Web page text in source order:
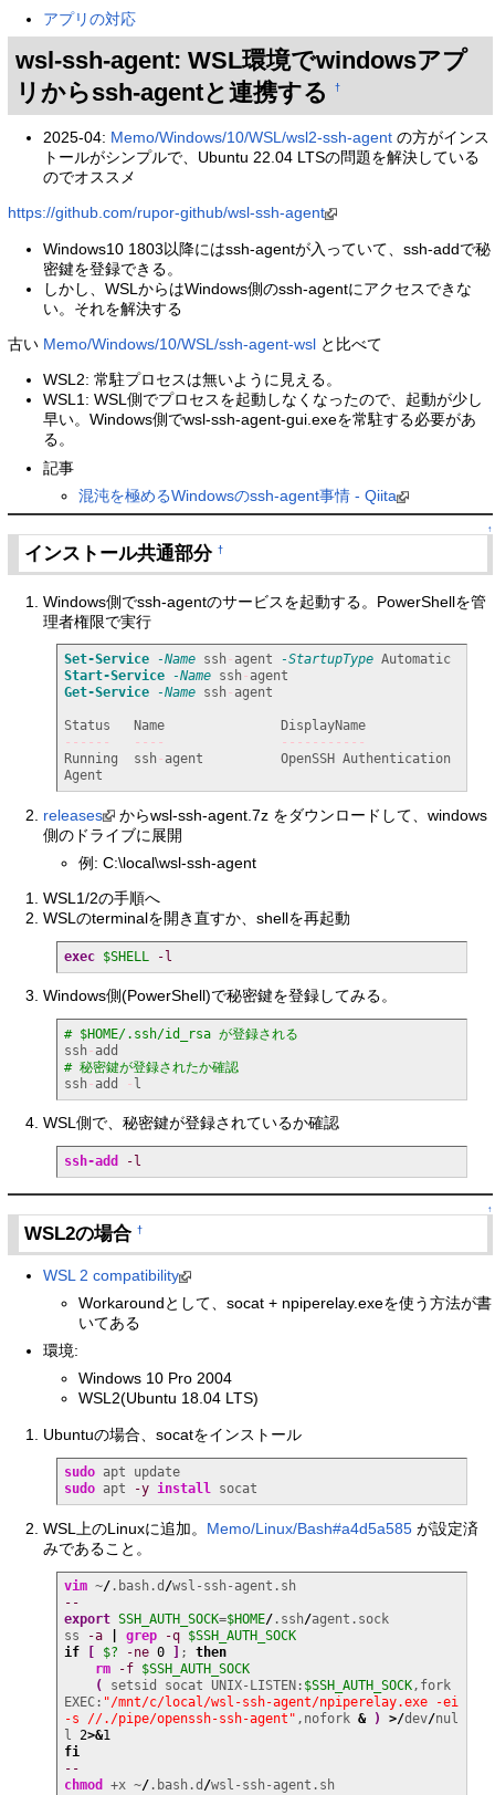
アプリの対応
wsl-ssh-agent: WSL環境でwindowsアプ
リからssh-agentと連携する
†
2025-04: Memo/Windows/10/WSL/wsl2-ssh-agent の方がインス
トールがシンプルで、Ubuntu 22.04 LTSの問題を解決している
のでオススメ
https://github.com/rupor-github/wsl-ssh-agent
Windows10 1803以降にはssh-agentが入っていて、ssh-addで秘
密鍵を登録できる。
しかし、WSLからはWindows側のssh-agentにアクセスできな
い。それを解決する
古い Memo/Windows/10/WSL/ssh-agent-wsl と比べて
WSL2: 常駐プロセスは無いように見える。
WSL1: WSL側でプロセスを起動しなくなったので、起動が少し
早い。Windows側でwsl-ssh-agent-gui.exeを常駐する必要があ
る。
記事
混沌を極めるWindowsのssh-agent事情 - Qiita
↑
インストール共通部分†
Windows側でssh-agentのサービスを起動する。PowerShellを管
理者権限で実行
Set-Service -Name ssh- agent -StartupType
Automatic
Start-Service -Name ssh-
Get-Service -Name ssh- agent
Status   Name               DisplayName
------
----
-----------
Running  ssh- agent          OpenSSH Authentication
Agent
releases
からwsl-ssh-agent.7z をダウンロードして、windows
側のドライブに展開
例: C:\local\wsl-ssh-agent
WSL1/2の手順へ
WSLのterminalを開き直すか、shellを再起動
exec $SHELL -l
Windows側(PowerShell)で秘密鍵を登録してみる。
# $HOME/.ssh/id_rsa が登録される
ssh-
# 秘密鍵が登録されたか確認
ssh- add - l
WSL側で、秘密鍵が登録されているか確認
ssh-add -l
↑
WSL2の場合†
WSL 2 compatibility
Workaroundとして、socat + npiperelay.exeを使う方法が書
いてある
環境:
Windows 10 Pro 2004
WSL2(Ubuntu 18.04 LTS)
Ubuntuの場合、socatをインストール
sudo
apt update
sudo apt -y install socat
WSL上のLinuxに追加。 Memo/Linux/Bash#a4d5a585 が設定済
みであること。
vim ~/.bash.d /
wsl-ssh-agent.sh
--
export SSH_AUTH_SOCK=$HOME/.ssh/agent.sock
ss
-a grep -q $SSH_AUTH_SOCK
if
$? -ne 0 ; then
rm
-f $SSH_AUTH_SOCK
(
setsid socat UNIX-LISTEN: $SSH_AUTH_SOCK,fork
EXEC: "/mnt/c/local/wsl-ssh-agent/npiperelay.exe -ei
-s //./pipe/openssh-ssh-agent" ,nofork & ) >/dev/nul
l 2>&1
fi
--
chmod
+x ~/.bash.d /wsl-ssh-agent.sh